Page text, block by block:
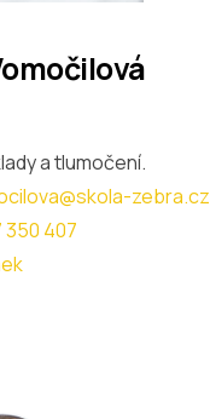
a tlumočení.
zebra.cz
350 407